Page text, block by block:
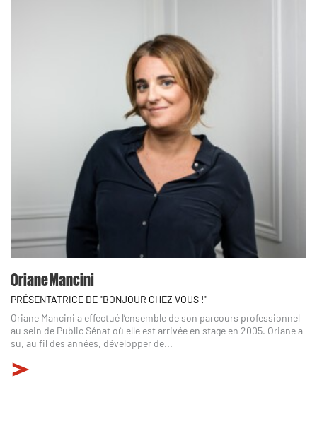
Oriane Mancini
PRÉSENTATRICE DE "BONJOUR CHEZ VOUS !"
Oriane Mancini a effectué l’ensemble de son parcours professionnel
au sein de Public Sénat où elle est arrivée en stage en 2005. Oriane a
su, au fil des années, développer de...